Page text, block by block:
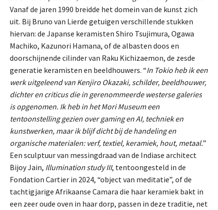
Vanaf de jaren 1990 breidde het domein van de kunst zich
uit. Bij Bruno van Lierde getuigen verschillende stukken
hiervan: de Japanse keramisten Shiro Tsujimura, Ogawa
Machiko, Kazunori Hamana, of de albasten doos en
doorschijnende cilinder van Raku Kichizaemon, de zesde
generatie keramisten en beeldhouwers. “In Tokio heb ik een
werk uitgeleend van Kenjiro Okazaki, schilder, beeldhouwer,
dichter en criticus die in gerenommeerde westerse galeries
is opgenomen. Ik heb in het Mori Museum een
tentoonstelling gezien over gaming en AI, techniek en
kunstwerken, maar ik blijf dicht bij de handeling en
organische materialen: verf, textiel, keramiek, hout, metaal.”
Een sculptuur van messingdraad van de Indiase architect
Bijoy Jain, Illumination study III, tentoongesteld in de
Fondation Cartier in 2024, “object van meditatie”, of de
tachtigjarige Afrikaanse Camara die haar keramiek bakt in
een zeer oude oven in haar dorp, passen in deze traditie, net